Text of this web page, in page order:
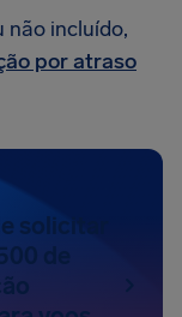
não incluído,
por atraso
solicitar
de